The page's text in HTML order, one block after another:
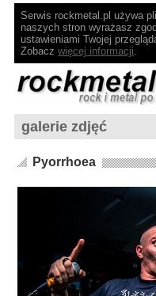
Serwis rockmetal.pl używa
naszych stron wyrażasz
ustawieniami Twojej
Zobacz więcej informacji.
galerie zdjęć
Pyorrhoea